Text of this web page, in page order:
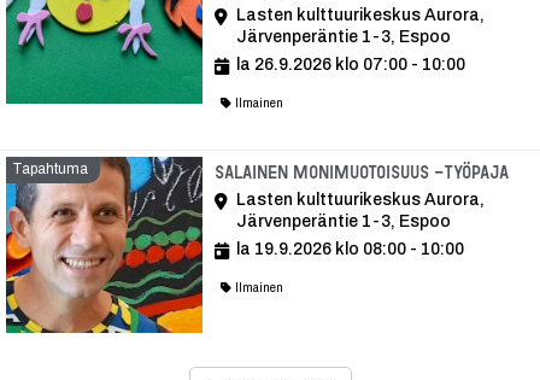
Lasten kulttuurikeskus Aurora,
Järvenperäntie 1-3, Espoo
la 26.9.2026 klo 07:00 - 10:00
Ilmainen
Tapahtuma Salainen monimuotoisuus -työpaja
Lasten kulttuurikeskus Aurora,
Järvenperäntie 1-3, Espoo
la 19.9.2026 klo 08:00 - 10:00
Ilmainen